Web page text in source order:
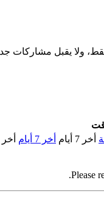
أخر 7 أيام أخر 7 أيام أخر 30 يوم
Please